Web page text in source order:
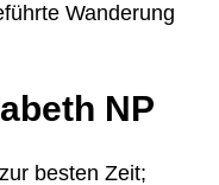
Wan­de­rung
NP
bes­ten Zeit;